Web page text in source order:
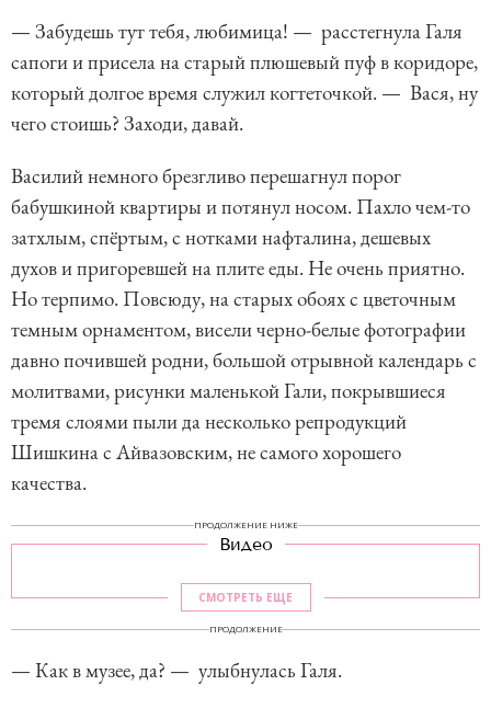
— Забудешь тут тебя, любимица! — расстегнула Галя
сапоги и присела на старый плюшевый пуф в коридоре,
который долгое время служил когтеточкой. — Вася, ну
чего стоишь? Заходи, давай.
Василий немного брезгливо перешагнул порог
бабушкиной квартиры и потянул носом. Пахло чем-то
затхлым, спёртым, с нотками нафталина, дешевых
духов и пригоревшей на плите еды. Не очень приятно.
Но терпимо. Повсюду, на старых обоях с цветочным
темным орнаментом, висели черно-белые фотографии
давно почившей родни, большой отрывной календарь с
молитвами, рисунки маленькой Гали, покрывшиеся
тремя слоями пыли да несколько репродукций
Шишкина с Айвазовским, не самого хорошего
качества.
ПРОДОЛЖЕНИЕ НИЖЕ
Видео
СМОТРЕТЬ ЕЩЕ
ПРОДОЛЖЕНИЕ
— Как в музее, да? — улыбнулась Галя.